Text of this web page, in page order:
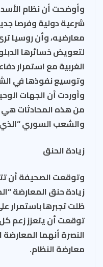
وأوضحت أن نظام الأسد
شرعية دولية وفرصا
معارضيه، وأن روسيا
لتعويض خسائرها
الغربية مع استمرار
وتوسيع نفوذها في
وأوردت أن الجهات
من هذه المحادثات هي
والشعب السوري
زيادة الحنق
وتوقعت الصحيفة أن
زيادة حنق المعارضة
ظلت تجبرها باستمرار
توقعت أن يتعزز زعم
النصرة أنهما
معارضة النظام.